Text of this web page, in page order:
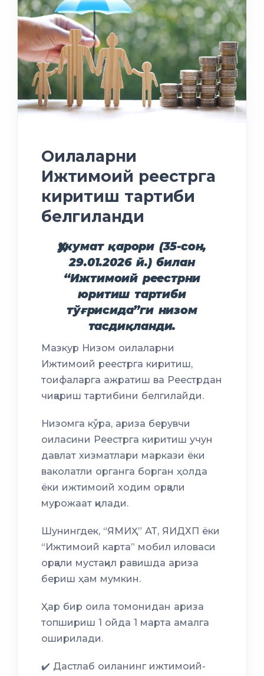
Оилаларни
Ижтимоий реестрга
киритиш тартиби
белгиланди
Ҳукумат қарори (35-сон,
29.01.2026 й.) билан
“Ижтимоий реестрни
юритиш тартиби
тўғрисида”ги низом
тасдиқланди.
Мазкур Низом оилаларни
Ижтимоий реестрга киритиш,
тоифаларга ажратиш ва Реестрдан
чиқариш тартибини белгилайди.
Низомга кўра, ариза берувчи
оиласини Реестрга киритиш учун
давлат хизматлари маркази ёки
ваколатли органга борган ҳолда
ёки ижтимоий ходим орқали
мурожаат қилади.
Шунингдек, “ЯМИҲ” АТ, ЯИДХП ёки
“Ижтимоий карта” мобил иловаси
орқали мустақил равишда ариза
бериш ҳам мумкин.
Ҳар бир оила томонидан ариза
топшириш 1 ойда 1 марта амалга
оширилади.
✔️ Дастлаб оиланинг ижтимоий-